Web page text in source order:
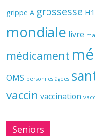
grippe A grossesse
mondiale livre
médicament
OMS personnes âgées
vaccin vaccination
Seniors